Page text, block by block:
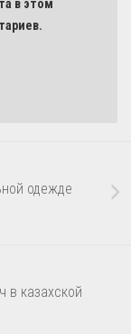
в этом
одежде
в казахской